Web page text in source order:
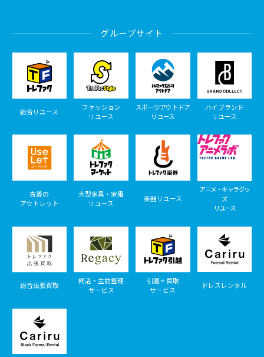
グループサイト
総合リユース
ファッション
リユース
スポーツアウトドア
リユース
ハイブランド
リユース
古着の
アウトレット
大型家具・家電
リユース
楽器リユース
アニメ・キャラグッ
ズ
リユース
総合出張買取
終活・生前整理
サービス
引越＋買取
サービス
ドレスレンタル